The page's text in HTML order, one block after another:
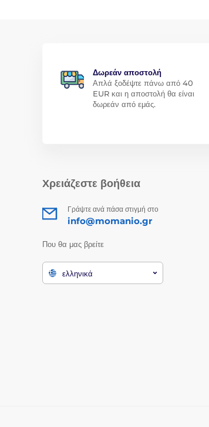
Δωρεάν αποστολή
Απλά ξοδέψτε πάνω από 40
EUR και η αποστολή θα είναι
δωρεάν από εμάς.
Χρειάζεστε βοήθεια
Γράψτε ανά πάσα στιγμή στο
info@momanio.gr
Που θα μας βρείτε
ελληνικά